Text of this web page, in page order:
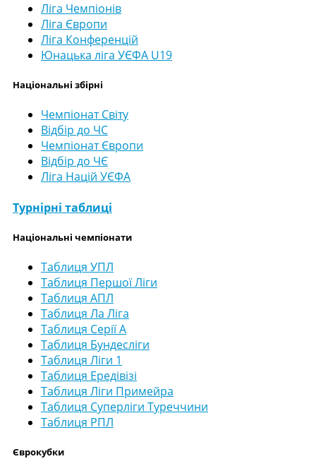
Ліга Чемпіонів
Ліга Європи
Ліга Конференцій
Юнацька ліга УЄФА U19
Національні збірні
Чемпіонат Світу
Відбір до ЧС
Чемпіонат Європи
Відбір до ЧЄ
Ліга Націй УЄФА
Турнірні таблиці
Національні чемпіонати
Таблиця УПЛ
Таблиця Першої Ліги
Таблиця АПЛ
Таблиця Ла Ліга
Таблиця Серії А
Таблиця Бундесліги
Таблиця Ліги 1
Таблиця Ередівізі
Таблиця Ліги Примейра
Таблиця Суперліги Туреччини
Таблиця РПЛ
Єврокубки